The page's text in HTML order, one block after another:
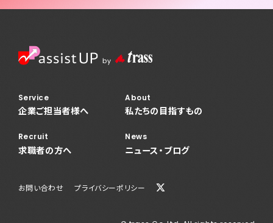
お問い合わせ
プライバシーポリシー
Service
企業ご担当者様へ
About
私たちの目指すもの
Recruit
求職者の方へ
News
ニュース・ブログ
お問い合わせ プライバシーポリシー